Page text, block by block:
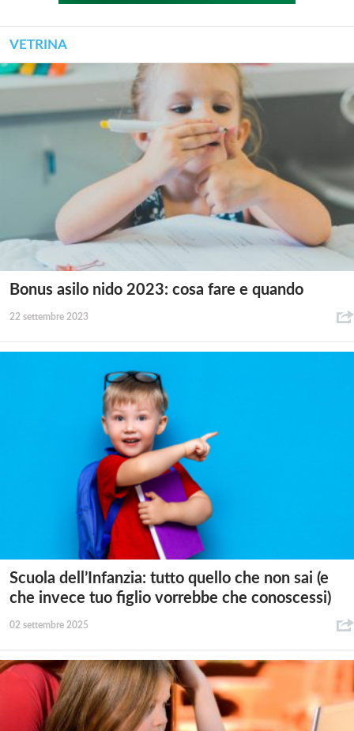
VETRINA
Bonus asilo nido 2023: cosa fare e quando
22 settembre 2023
Scuola dell’Infanzia: tutto quello che non sai (e
che invece tuo figlio vorrebbe che conoscessi)
02 settembre 2025